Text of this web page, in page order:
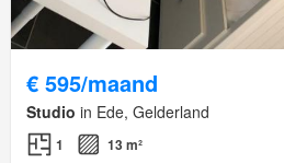
€ 595/maand
Studio in Ede, Gelderland
1
13 m²